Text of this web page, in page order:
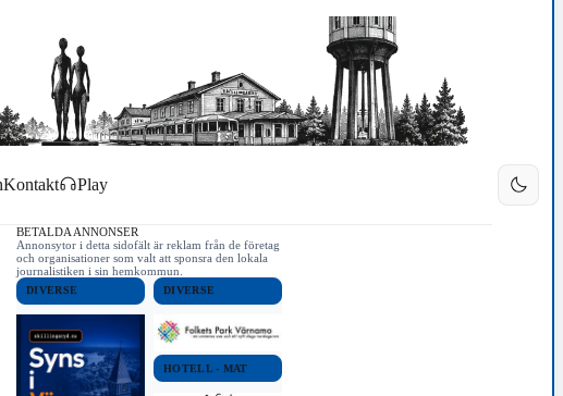
Kontakt Play
BETALDA ANNONSER
Annonsytor i detta sidofält är reklam från de företag
och organisationer som valt att sponsra den lokala
journalistiken i sin hemkommun.
DIVERSE DIVERSE
HOTELL - MAT